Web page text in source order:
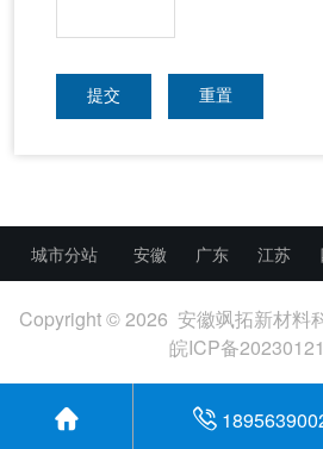
提交 重置
城市分站 安徽 广东 江苏
Copyright © 2026 安徽飒拓新材料
皖ICP备